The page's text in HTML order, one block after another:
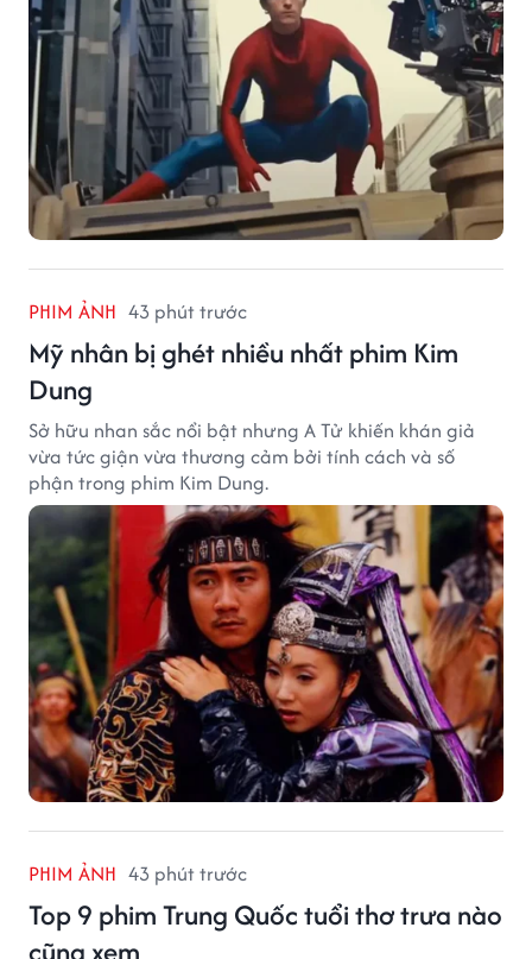
PHIM ẢNH 43 phút trước
Mỹ nhân bị ghét nhiều nhất phim Kim
Dung
Sở hữu nhan sắc nổi bật nhưng A Tử khiến khán giả
vừa tức giận vừa thương cảm bởi tính cách và số
phận trong phim Kim Dung.
PHIM ẢNH 43 phút trước
Top 9 phim Trung Quốc tuổi thơ trưa nào